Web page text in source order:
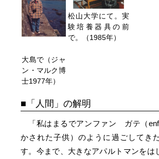
大島で（ジャ
ン・マルク博
士1977年）
松山大学にて。実
験培養器具の前
で。（1985年）
「人間」の解明
「私はまるでアンファン ガテ（
かされた子供）のように過ごしてき
す。今まで、大きなアパルトマンをは